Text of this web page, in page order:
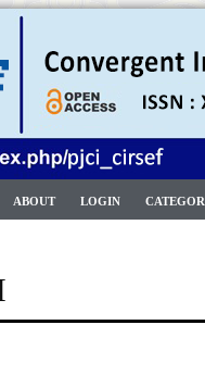
ABOUT LOGIN